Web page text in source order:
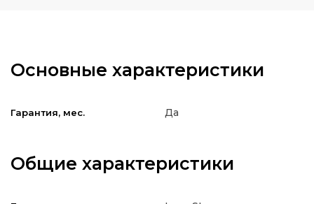
Основные характеристики
Гарантия, мес. Да
Общие характеристики